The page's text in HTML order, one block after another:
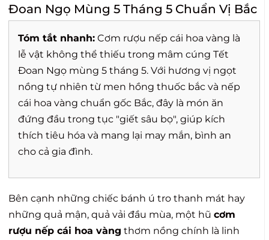
Đoan Ngọ Mùng 5 Tháng 5 Chuẩn Vị Bắc
Tóm tắt nhanh: Cơm rượu nếp cái hoa vàng là
lễ vật không thể thiếu trong mâm cúng Tết
Đoan Ngọ mùng 5 tháng 5. Với hương vị ngọt
nồng tự nhiên từ men hồng thuốc bắc và nếp
cái hoa vàng chuẩn gốc Bắc, đây là món ăn
đứng đầu trong tục "giết sâu bọ", giúp kích
thích tiêu hóa và mang lại may mắn, bình an
cho cả gia đình.
Bên cạnh những chiếc bánh ú tro thanh mát hay
những quả mận, quả vải đầu mùa, một hũ cơm
rượu nếp cái hoa vàng thơm nồng chính là linh